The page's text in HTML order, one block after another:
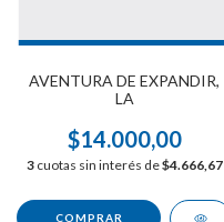
AVENTURA DE EXPANDIR,
LA
$14.000,00
3 cuotas sin interés de$4.666,67